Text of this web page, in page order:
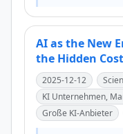
AI as the New
the Hidden
2025-12-12
KI Unternehmen,
Große KI-Anbieter